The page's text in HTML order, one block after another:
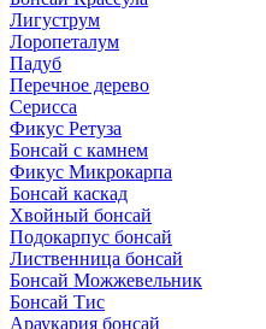
Лигуструм
Лоропеталум
Падуб
Перечное дерево
Серисса
Фикус Ретуза
Бонсай с камнем
Фикус Микрокарпа
Бонсай каскад
Хвойный бонсай
Подокарпус бонсай
Лиственница бонсай
Бонсай Можжевельник
Бонсай Тис
Араукария бонсай